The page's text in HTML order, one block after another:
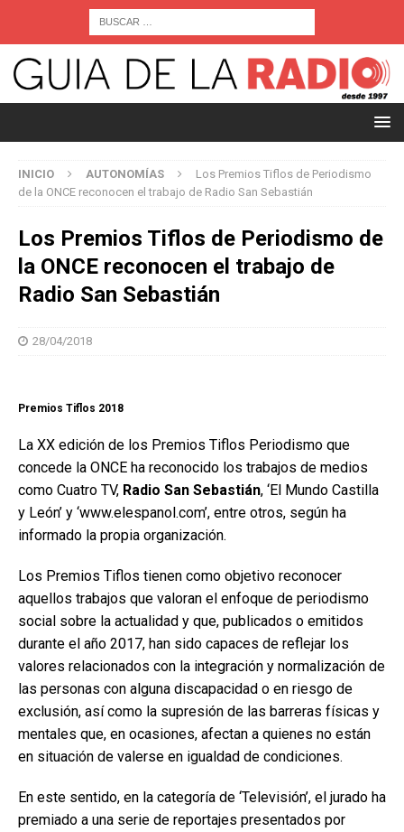
INICIO AUTONOMÍAS
Los Premios Tiflos de Periodismo
de la ONCE reconocen el trabajo de Radio San Sebastián
Los Premios Tiflos de Periodismo de
la ONCE reconocen el trabajo de
Radio San Sebastián
28/04/2018
Premios Tiflos 2018
La XX edición de los Premios Tiflos Periodismo que
concede la ONCE ha reconocido los trabajos de medios
como Cuatro TV, Radio San Sebastián, ‘El Mundo Castilla
y León’ y ‘www.elespanol.com’, entre otros, según ha
informado la propia organización.
Los Premios Tiflos tienen como objetivo reconocer
aquellos trabajos que valoran el enfoque de periodismo
social sobre la actualidad y que, publicados o emitidos
durante el año 2017, han sido capaces de reflejar los
valores relacionados con la integración y normalización de
las personas con alguna discapacidad o en riesgo de
exclusión, así como la supresión de las barreras físicas y
mentales que, en ocasiones, afectan a quienes no están
en situación de valerse en igualdad de condiciones.
En este sentido, en la categoría de ‘Televisión’, el jurado ha
premiado a una serie de reportajes presentados por